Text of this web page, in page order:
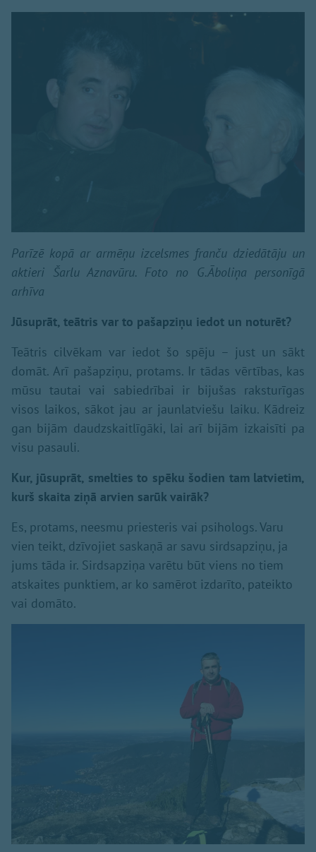
Parīzē kopā ar armēņu izcelsmes franču dziedātāju un
aktieri Šarlu Aznavūru. Foto no G.Āboliņa personīgā
arhīva
Jūsuprāt, teātris var to pašapziņu iedot un noturēt?
Teātris cilvēkam var iedot šo spēju – just un sākt
domāt. Arī pašapziņu, protams. Ir tādas vērtības, kas
mūsu tautai vai sabiedrībai ir bijušas raksturīgas
visos laikos, sākot jau ar jaunlatviešu laiku. Kādreiz
gan bijām daudzskaitlīgāki, lai arī bijām izkaisīti pa
visu pasauli.
Kur, jūsuprāt, smelties to spēku šodien tam latvietim,
kurš skaita ziņā arvien sarūk vairāk?
Es, protams, neesmu priesteris vai psihologs. Varu
vien teikt, dzīvojiet saskaņā ar savu sirdsapziņu, ja
jums tāda ir. Sirdsapziņa varētu būt viens no tiem
atskaites punktiem, ar ko samērot izdarīto, pateikto
vai domāto.